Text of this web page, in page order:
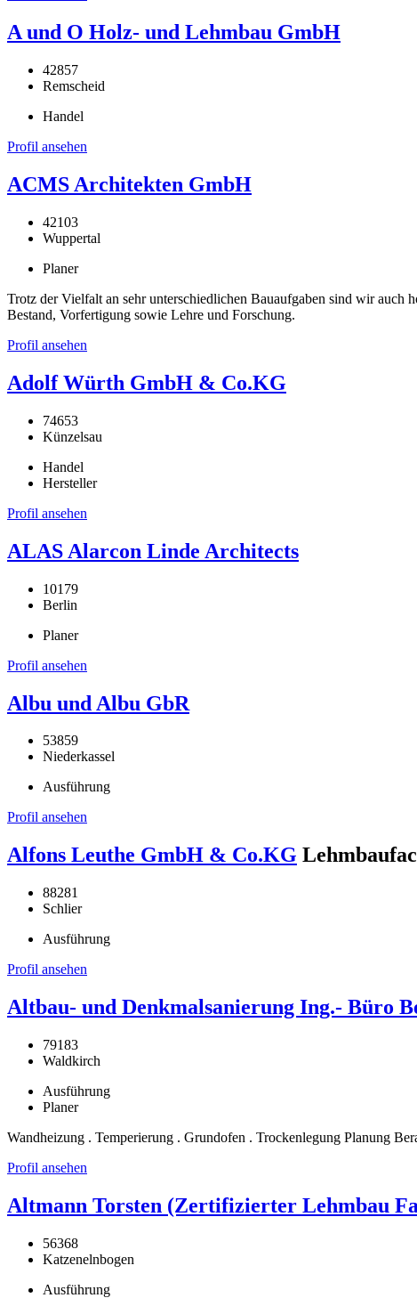
A und O Holz- und Lehmbau GmbH
42857
Remscheid
Handel
Profil ansehen
ACMS Architekten GmbH
42103
Wuppertal
Planer
Trotz der Vielfalt an sehr unterschiedlichen Bauaufgaben sind wir auch
Bestand, Vorfertigung sowie Lehre und Forschung.
Profil ansehen
Adolf Würth GmbH & Co.KG
74653
Künzelsau
Handel
Hersteller
Profil ansehen
ALAS Alarcon Linde Architects
10179
Berlin
Planer
Profil ansehen
Albu und Albu GbR
53859
Niederkassel
Ausführung
Profil ansehen
Alfons Leuthe GmbH & Co.KG
88281
Schlier
Ausführung
Profil ansehen
Altbau- und Denkmalsanierung Ing.- Büro
79183
Waldkirch
Ausführung
Planer
Wandheizung . Temperierung . Grundofen . Trockenlegung Planung
Profil ansehen
Altmann Torsten (Zertifizierter Lehmbau
56368
Katzenelnbogen
Ausführung